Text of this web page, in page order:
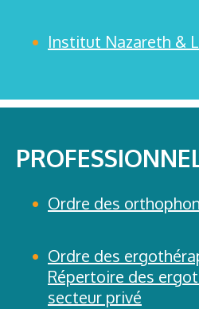
Institut Nazareth &
Ordre des
Ordre des
Répertoire des
secteur privé